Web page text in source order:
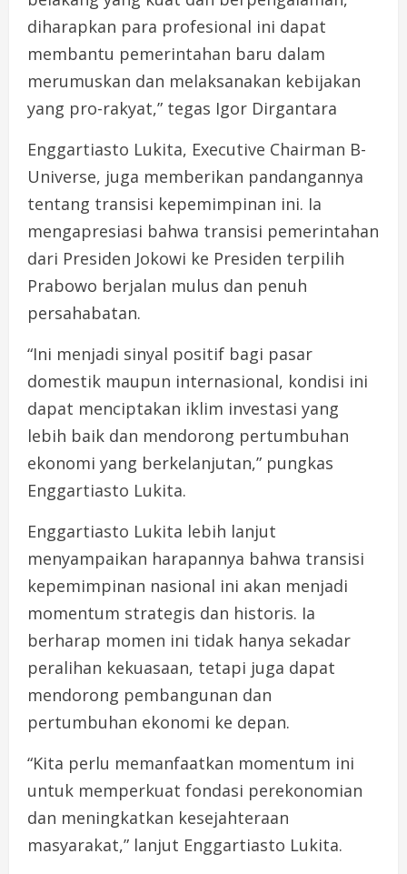
diharapkan para profesional ini dapat
membantu pemerintahan baru dalam
merumuskan dan melaksanakan kebijakan
yang pro-rakyat,” tegas Igor Dirgantara
Enggartiasto Lukita, Executive Chairman B-
Universe, juga memberikan pandangannya
tentang transisi kepemimpinan ini. Ia
mengapresiasi bahwa transisi pemerintahan
dari Presiden Jokowi ke Presiden terpilih
Prabowo berjalan mulus dan penuh
persahabatan.
“Ini menjadi sinyal positif bagi pasar
domestik maupun internasional, kondisi ini
dapat menciptakan iklim investasi yang
lebih baik dan mendorong pertumbuhan
ekonomi yang berkelanjutan,” pungkas
Enggartiasto Lukita.
Enggartiasto Lukita lebih lanjut
menyampaikan harapannya bahwa transisi
kepemimpinan nasional ini akan menjadi
momentum strategis dan historis. Ia
berharap momen ini tidak hanya sekadar
peralihan kekuasaan, tetapi juga dapat
mendorong pembangunan dan
pertumbuhan ekonomi ke depan.
“Kita perlu memanfaatkan momentum ini
untuk memperkuat fondasi perekonomian
dan meningkatkan kesejahteraan
masyarakat,” lanjut Enggartiasto Lukita.